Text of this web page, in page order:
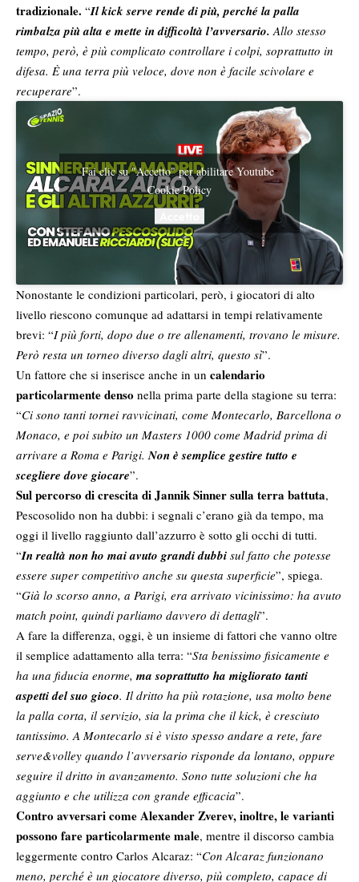
tradizionale. “Il kick serve rende di più, perché la palla
rimbalza più alta e mette in difficoltà l’avversario.Allo stesso
tempo, però, è più complicato controllare i colpi, soprattutto in
difesa. È una terra più veloce, dove non è facile scivolare e
recuperare”.
Fai clic su "Accetto" per abilitare Youtube
Cookie Policy
Nonostante le condizioni particolari, però, i giocatori di alto
livello riescono comunque ad adattarsi in tempi relativamente
brevi: “I più forti, dopo due o tre allenamenti, trovano le misure.
Però resta un torneo diverso dagli altri, questo sì”.
Un fattore che si inserisce anche in un calendario
particolarmente denso nella prima parte della stagione su terra:
“Ci sono tanti tornei ravvicinati, come Montecarlo, Barcellona o
Monaco, e poi subito un Masters 1000 come Madrid prima di
arrivare a Roma e Parigi.Non è semplice gestire tutto e
scegliere dove giocare”.
Sul percorso di crescita di Jannik Sinner sulla terra battuta,
Pescosolido non ha dubbi: i segnali c’erano già da tempo, ma
oggi il livello raggiunto dall’azzurro è sotto gli occhi di tutti.
“In realtà non ho mai avuto grandi dubbi sul fatto che potesse
essere super competitivo anche su questa superficie”, spiega.
“Già lo scorso anno, a Parigi, era arrivato vicinissimo: ha avuto
match point, quindi parliamo davvero di dettagli”.
A fare la differenza, oggi, è un insieme di fattori che vanno oltre
il semplice adattamento alla terra: “Sta benissimo fisicamente e
ha una fiducia enorme, ma soprattutto ha migliorato tanti
aspetti del suo gioco. Il dritto ha più rotazione, usa molto bene
la palla corta, il servizio, sia la prima che il kick, è cresciuto
tantissimo. A Montecarlo si è visto spesso andare a rete, fare
serve&volley quando l’avversario risponde da lontano, oppure
seguire il dritto in avanzamento. Sono tutte soluzioni che ha
aggiunto e che utilizza con grande efficacia”.
Contro avversari come Alexander Zverev, inoltre, le varianti
possono fare particolarmente male, mentre il discorso cambia
leggermente contro Carlos Alcaraz: “Con Alcaraz funzionano
meno, perché è un giocatore diverso, più completo, capace di